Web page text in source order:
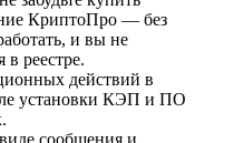
КриптоПро — без
и вы не
в реестре.
действий в
установки КЭП и ПО
сообщения и